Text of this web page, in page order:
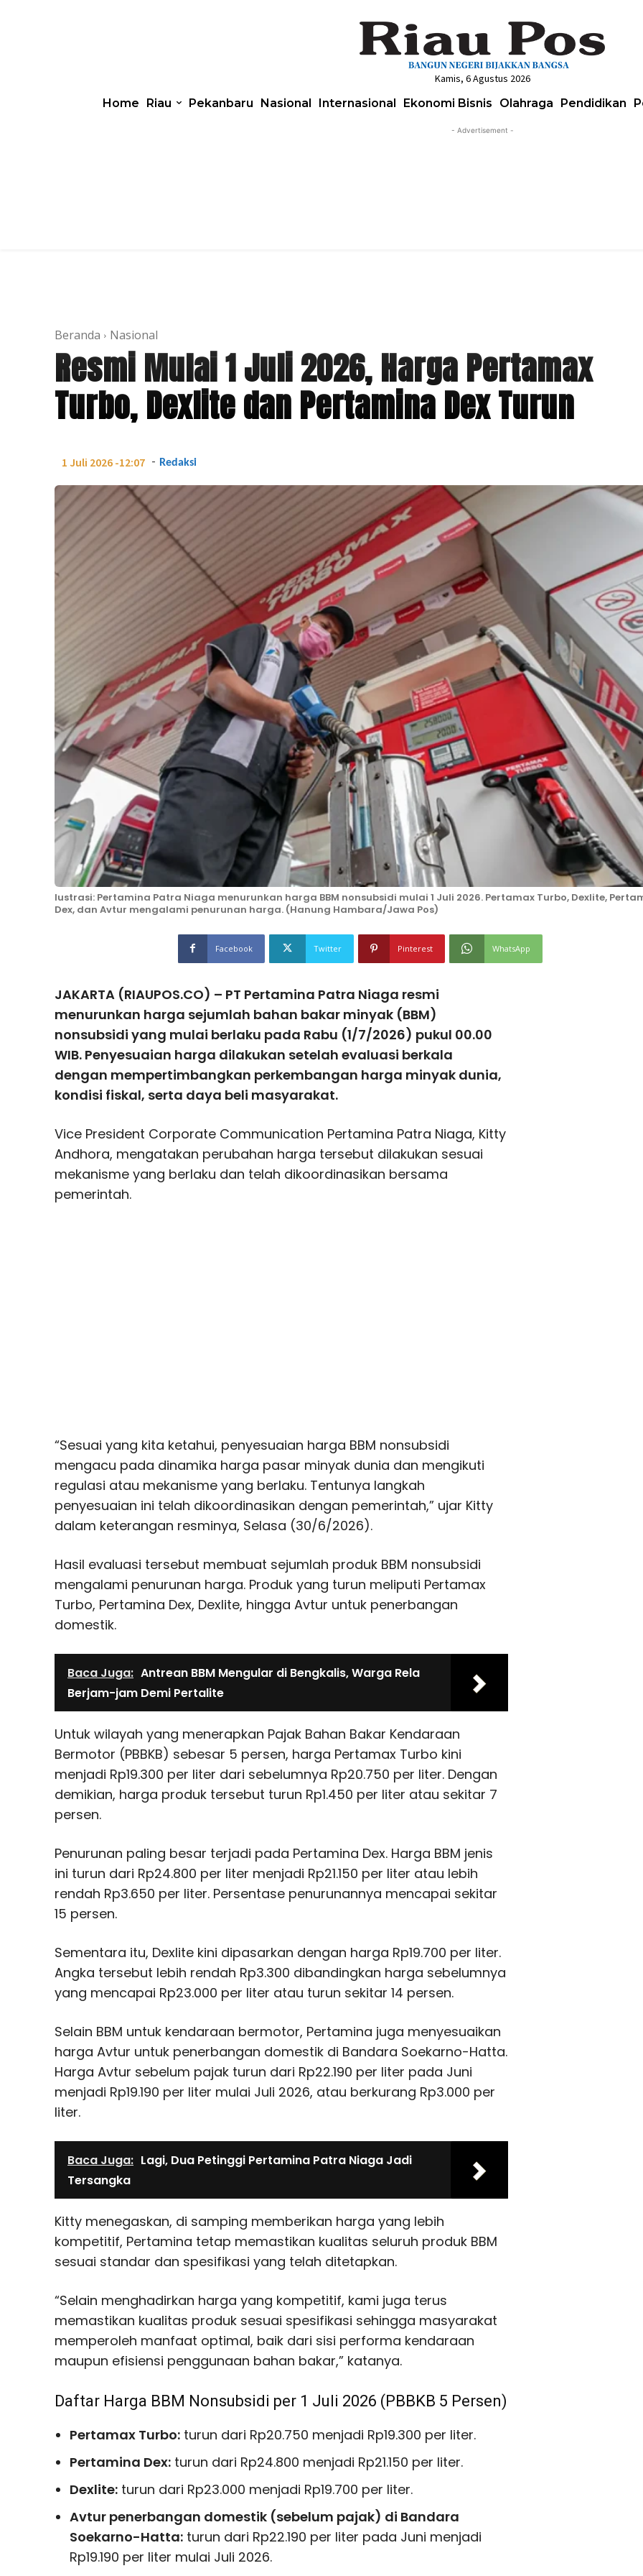
Kamis, 6 Agustus 2026
Home Riau Pekanbaru Nasional Internasional Ekonomi Bisnis Olahraga Pendidikan
- Advertisement -
Beranda Nasional
Resmi Mulai 1 Juli 2026, Harga Pertamax
Turbo, Dexlite dan Pertamina Dex Turun
1 Juli 2026 -12:07 - Redaksi
lustrasi: Pertamina Patra Niaga menurunkan harga BBM nonsubsidi mulai 1 Juli 2026. Pertamax Turbo, Dexlite,
Dex, dan Avtur mengalami penurunan harga. (Hanung Hambara/Jawa Pos)
Facebook Twitter Pinterest WhatsApp
JAKARTA (RIAUPOS.CO) – PT Pertamina Patra Niaga resmi
menurunkan harga sejumlah bahan bakar minyak (BBM)
nonsubsidi yang mulai berlaku pada Rabu (1/7/2026) pukul 00.00
WIB. Penyesuaian harga dilakukan setelah evaluasi berkala
dengan mempertimbangkan perkembangan harga minyak dunia,
kondisi fiskal, serta daya beli masyarakat.
Vice President Corporate Communication Pertamina Patra Niaga, Kitty
Andhora, mengatakan perubahan harga tersebut dilakukan sesuai
mekanisme yang berlaku dan telah dikoordinasikan bersama
pemerintah.
“Sesuai yang kita ketahui, penyesuaian harga BBM nonsubsidi
mengacu pada dinamika harga pasar minyak dunia dan mengikuti
regulasi atau mekanisme yang berlaku. Tentunya langkah
penyesuaian ini telah dikoordinasikan dengan pemerintah,” ujar Kitty
dalam keterangan resminya, Selasa (30/6/2026).
Hasil evaluasi tersebut membuat sejumlah produk BBM nonsubsidi
mengalami penurunan harga. Produk yang turun meliputi Pertamax
Turbo, Pertamina Dex, Dexlite, hingga Avtur untuk penerbangan
domestik.
Baca Juga: Antrean BBM Mengular di Bengkalis, Warga Rela
Berjam-jam Demi Pertalite
Untuk wilayah yang menerapkan Pajak Bahan Bakar Kendaraan
Bermotor (PBBKB) sebesar 5 persen, harga Pertamax Turbo kini
menjadi Rp19.300 per liter dari sebelumnya Rp20.750 per liter. Dengan
demikian, harga produk tersebut turun Rp1.450 per liter atau sekitar 7
persen.
Penurunan paling besar terjadi pada Pertamina Dex. Harga BBM jenis
ini turun dari Rp24.800 per liter menjadi Rp21.150 per liter atau lebih
rendah Rp3.650 per liter. Persentase penurunannya mencapai sekitar
15 persen.
Sementara itu, Dexlite kini dipasarkan dengan harga Rp19.700 per liter.
Angka tersebut lebih rendah Rp3.300 dibandingkan harga sebelumnya
yang mencapai Rp23.000 per liter atau turun sekitar 14 persen.
Selain BBM untuk kendaraan bermotor, Pertamina juga menyesuaikan
harga Avtur untuk penerbangan domestik di Bandara Soekarno-Hatta.
Harga Avtur sebelum pajak turun dari Rp22.190 per liter pada Juni
menjadi Rp19.190 per liter mulai Juli 2026, atau berkurang Rp3.000 per
liter.
Baca Juga: Lagi, Dua Petinggi Pertamina Patra Niaga Jadi
Tersangka
Kitty menegaskan, di samping memberikan harga yang lebih
kompetitif, Pertamina tetap memastikan kualitas seluruh produk BBM
sesuai standar dan spesifikasi yang telah ditetapkan.
“Selain menghadirkan harga yang kompetitif, kami juga terus
memastikan kualitas produk sesuai spesifikasi sehingga masyarakat
memperoleh manfaat optimal, baik dari sisi performa kendaraan
maupun efisiensi penggunaan bahan bakar,” katanya.
Daftar Harga BBM Nonsubsidi per 1 Juli 2026 (PBBKB 5 Persen)
Pertamax Turbo: turun dari Rp20.750 menjadi Rp19.300 per liter.
Pertamina Dex: turun dari Rp24.800 menjadi Rp21.150 per liter.
Dexlite: turun dari Rp23.000 menjadi Rp19.700 per liter.
Avtur penerbangan domestik (sebelum pajak) di Bandara
Soekarno-Hatta: turun dari Rp22.190 per liter pada Juni menjadi
Rp19.190 per liter mulai Juli 2026.